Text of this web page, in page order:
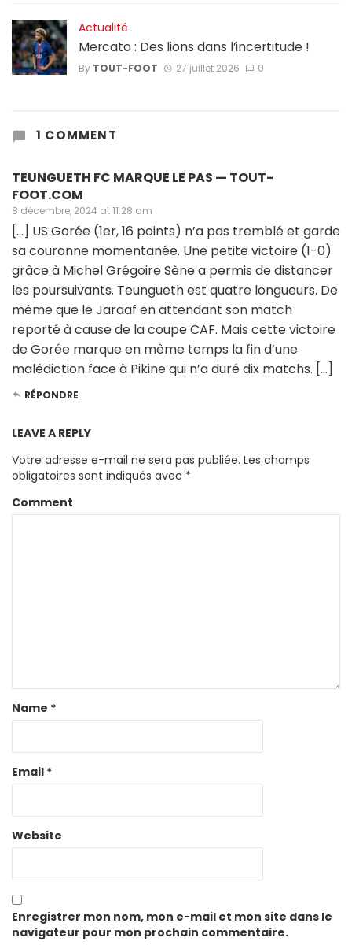
Actualité
Mercato : Des lions dans l’incertitude !
By TOUT-FOOT 27 juillet 2026 0
1 COMMENT
TEUNGUETH FC MARQUE LE PAS — TOUT-
FOOT.COM
8 décembre, 2024 at 11:28 am
[…] US Gorée (1er, 16 points) n’a pas tremblé et garde
sa couronne momentanée. Une petite victoire (1-0)
grâce à Michel Grégoire Sène a permis de distancer
les poursuivants. Teungueth est quatre longueurs. De
même que le Jaraaf en attendant son match
reporté à cause de la coupe CAF. Mais cette victoire
de Gorée marque en même temps la fin d’une
malédiction face à Pikine qui n’a duré dix matchs. […]
RÉPONDRE
LEAVE A REPLY
Votre adresse e-mail ne sera pas publiée. Les champs
obligatoires sont indiqués avec *
Comment
Name *
Email *
Website
Enregistrer mon nom, mon e-mail et mon site dans le
navigateur pour mon prochain commentaire.